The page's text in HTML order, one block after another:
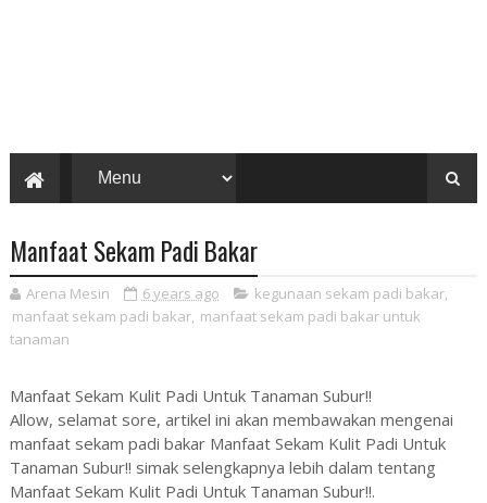
Manfaat Sekam Padi Bakar
Arena Mesin 6 years ago kegunaan sekam padi bakar,
manfaat sekam padi bakar, manfaat sekam padi bakar untuk
tanaman
Manfaat Sekam Kulit Padi Untuk Tanaman Subur!!
Allow, selamat sore, artikel ini akan membawakan mengenai
manfaat sekam padi bakar Manfaat Sekam Kulit Padi Untuk
Tanaman Subur!! simak selengkapnya lebih dalam tentang
Manfaat Sekam Kulit Padi Untuk Tanaman Subur!!.